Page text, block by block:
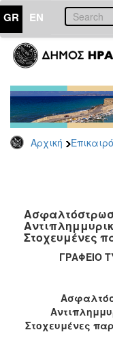
GR EN
Αρχική
ΕΠΙΚΑΙΡΟΤΗΤΑ
Τύπου
Αρχείο
2026
2025
2022
2021
2020
2018
2017
2016
Στοχευμένες
ΓΡΑΦΕΙΟ
Στοχευμένες